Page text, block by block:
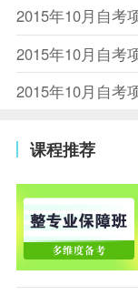
2015年10月自考
2015年10月自考
2015年10月自考
课程推荐